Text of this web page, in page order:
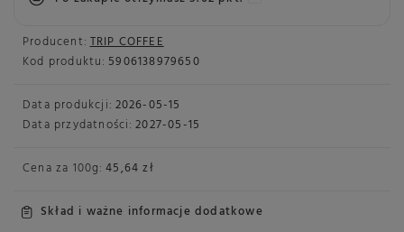
Producent: TRIP COFFEE
Kod produktu: 5906138979650
Data produkcji: 2026-05-15
Data przydatności: 2027-05-15
Cena za 100g: 45,64 zł
Skład i ważne informacje dodatkowe